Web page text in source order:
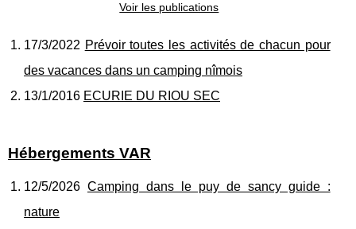
Voir les publications
17/3/2022 Prévoir toutes les activités de chacun pour
des vacances dans un camping nîmois
13/1/2016 ECURIE DU RIOU SEC
Hébergements VAR
12/5/2026 Camping dans le puy de sancy guide :
nature